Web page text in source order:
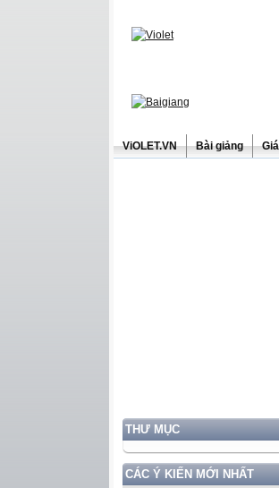
ViOLET.VN Bài giảng
THƯ MỤC
CÁC Ý KIẾN MỚI NHẤT